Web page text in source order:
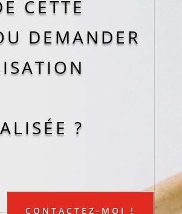
CETTE
DEMANDER
?
CONTACTEZ-MOI !